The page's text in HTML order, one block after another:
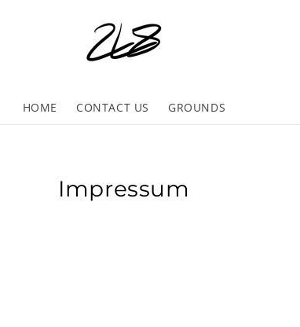
HOME CONTACT US GROUNDS
Impressum